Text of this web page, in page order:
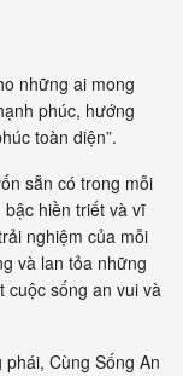
những ai mong
phúc, hướng
toàn diện”.
sẵn có trong mỗi
hiền triết và vĩ
nghiệm của mỗi
và lan tỏa những
cuộc sống an vui và
Cùng Sống An